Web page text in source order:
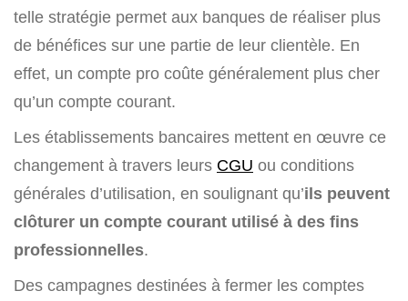
telle stratégie permet aux banques de réaliser plus
de bénéfices sur une partie de leur clientèle. En
effet, un compte pro coûte généralement plus cher
qu’un compte courant.
Les établissements bancaires mettent en œuvre ce
changement à travers leurs CGU ou conditions
générales d’utilisation, en soulignant qu’ils peuvent
clôturer un compte courant utilisé à des fins
professionnelles.
Des campagnes destinées à fermer les comptes